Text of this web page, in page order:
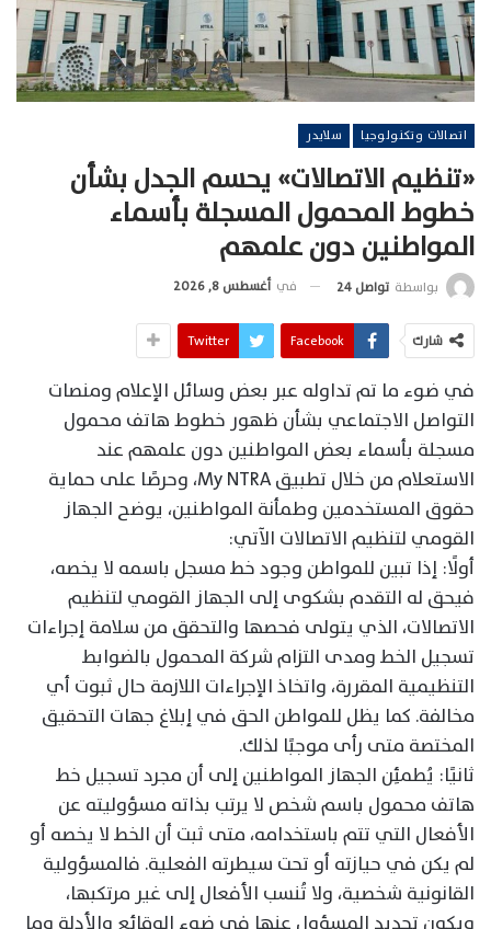
اتصالات وتكنولوجيا سلايدر
«تنظيم الاتصالات» يحسم الجدل بشأن
خطوط المحمول المسجلة بأسماء
المواطنين دون علمهم
بواسطة تواصل 24 في أغسطس 8, 2026
شارك Facebook
Twitter
في ضوء ما تم تداوله عبر بعض وسائل الإعلام ومنصات
التواصل الاجتماعي بشأن ظهور خطوط هاتف محمول
مسجلة بأسماء بعض المواطنين دون علمهم عند
الاستعلام من خلال تطبيق My NTRA، وحرصًا على حماية
حقوق المستخدمين وطمأنة المواطنين، يوضح الجهاز
القومي لتنظيم الاتصالات الآتي:
أولًا: إذا تبين للمواطن وجود خط مسجل باسمه لا يخصه،
فيحق له التقدم بشكوى إلى الجهاز القومي لتنظيم
الاتصالات، الذي يتولى فحصها والتحقق من سلامة إجراءات
تسجيل الخط ومدى التزام شركة المحمول بالضوابط
التنظيمية المقررة، واتخاذ الإجراءات اللازمة حال ثبوت أي
مخالفة. كما يظل للمواطن الحق في إبلاغ جهات التحقيق
المختصة متى رأى موجبًا لذلك.
ثانيًا: يُطمئِن الجهاز المواطنين إلى أن مجرد تسجيل خط
هاتف محمول باسم شخص لا يرتب بذاته مسؤوليته عن
الأفعال التي تتم باستخدامه، متى ثبت أن الخط لا يخصه أو
لم يكن في حيازته أو تحت سيطرته الفعلية. فالمسؤولية
القانونية شخصية، ولا تُنسب الأفعال إلى غير مرتكبها،